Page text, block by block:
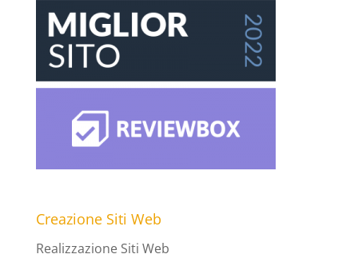
Creazione Siti Web
Realizzazione Siti Web